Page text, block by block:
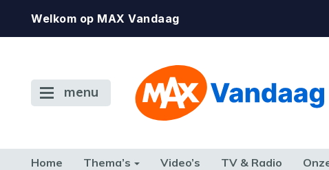
Welkom op MAX Vandaag
menu
Home Thema’s Video’s TV & Radio